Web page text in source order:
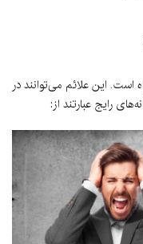
است. این علائم می‌توانند در
رایج عبارتند از: